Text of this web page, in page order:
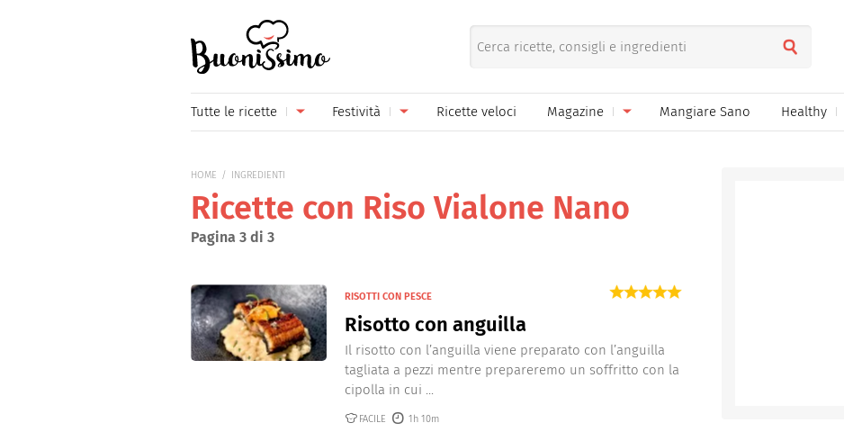
Tutte le ricette
Primi piatti Pane pizza focacce
Secondi piatti
Contorni Conserve
Formaggi Ricette di base
Bevande
Festività
Carnevale
Festa del Papà
Natale
Pasqua
Ricette veloci Magazine Mangiare Sano Healthy
HOME INGREDIENTI
Ricette con Riso Vialone Nano
Pagina 3 di 3
RISOTTI CON PESCE
Risotto con anguilla
Il risotto con l’anguilla viene preparato con l’anguilla
tagliata a pezzi mentre prepareremo un soffritto con la
cipolla in cui ...
FACILE 1h 10m